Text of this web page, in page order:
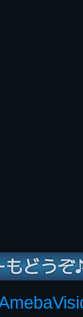
どうぞ